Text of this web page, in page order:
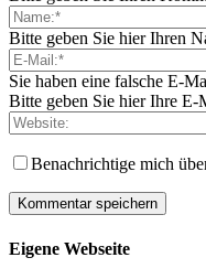
Bitte geben Sie hier Ihren
Sie haben eine falsche E-
Bitte geben Sie hier Ihre E-
Benachrichtige mich
Eigene Webseite